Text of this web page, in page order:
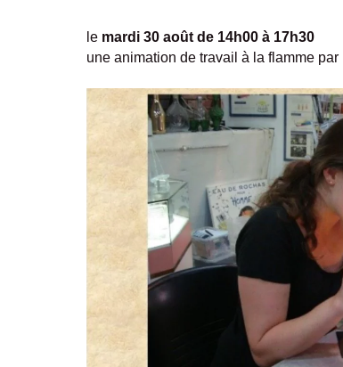
le mardi 30 août de 14h00 à 17h30
une animation de travail à la flamme